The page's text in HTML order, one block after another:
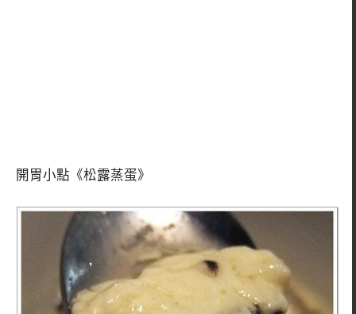
開胃小點《松露蒸蛋》